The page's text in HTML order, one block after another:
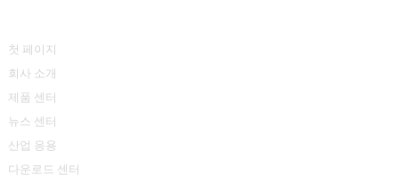
첫 페이지
회사 소개
제품 센터
뉴스 센터
산업 응용
다운로드 센터